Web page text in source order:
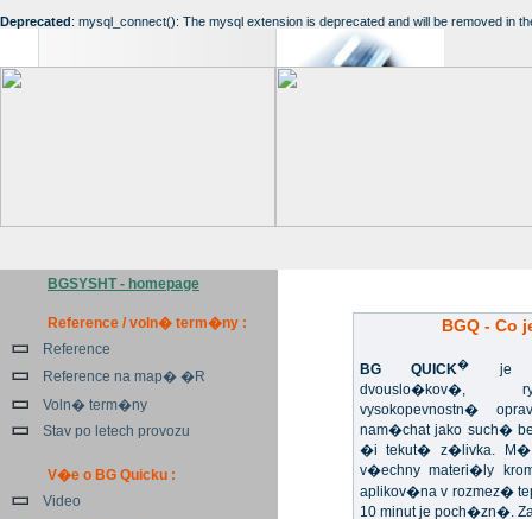
Deprecated: mysql_connect(): The mysql extension is deprecated and will be removed in
BGSYSHT - homepage
Reference / voln� term�ny :
Reference
Reference na map� �R
Voln� term�ny
Stav po letech provozu
V�e o BG Quicku :
Video
BGQ - Co
BG QUICK�
je
dvouslo�kov�,
vysokopevnostn�
nam�chat jako such�
�i tekut� z�livka. M�
v�echny materi�ly
aplikov�na v rozmez�
10 minut je poch�zn�.